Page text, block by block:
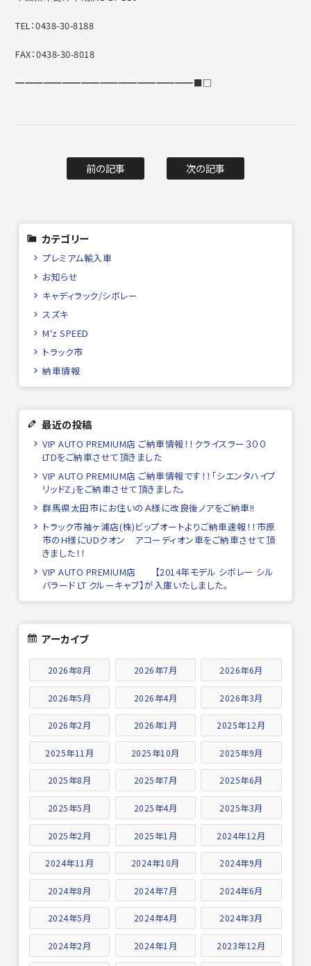
TEL：0438-30-8188
FAX：0438-30-8018
━━━━━━━━━━━━━━━━━━━■□
前の記事 次の記事
カテゴリー
プレミアム輸入車
お知らせ
キャディラック/シボレー
スズキ
M'z SPEED
トラック市
納車情報
最近の投稿
VIP AUTO PREMIUM店 ご納車情報！！クライスラー３００
LTDをご納車させて頂きました
VIP AUTO PREMIUM店 ご納車情報です！！「シエンタハイブ
リッドZ」をご納車させて頂きました。
群馬県太田市にお住いのＡ様に改良後ノアをご納車!!
トラック市袖ヶ浦店(株)ビップオートよりご納車速報！！市原
市のH様にUDクオン アコーディオン車をご納車させて頂
きました！！
VIP AUTO PREMIUM店 【2014年モデル シボレー シル
バラード LT クルーキャブ】が入庫いたしました。
アーカイブ
2026年8月 2026年7月 2026年6月
2026年5月 2026年4月 2026年3月
2026年2月 2026年1月 2025年12月
2025年11月 2025年10月 2025年9月
2025年8月 2025年7月 2025年6月
2025年5月 2025年4月 2025年3月
2025年2月 2025年1月 2024年12月
2024年11月 2024年10月 2024年9月
2024年8月 2024年7月 2024年6月
2024年5月 2024年4月 2024年3月
2024年2月 2024年1月 2023年12月